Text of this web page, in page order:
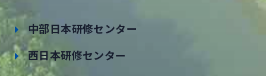
中部日本研修センター
西日本研修センター